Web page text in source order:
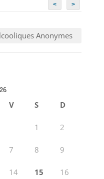
< >
Anonymes
V S D
1 2
7 8 9
14 15 16